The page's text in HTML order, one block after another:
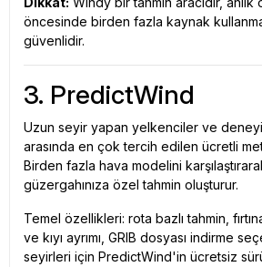
öncesinde birden fazla kaynak
güvenlidir.
3. PredictWind
Uzun seyir yapan yelkenciler ve
arasında en çok tercih edilen ücretli
Birden fazla hava modelini
güzergahınıza özel tahmin oluşturur.
Temel özellikleri: rota bazlı tahmin,
ve kıyı ayrımı, GRIB dosyası indirme
seyirleri için PredictWind'in ücretsiz